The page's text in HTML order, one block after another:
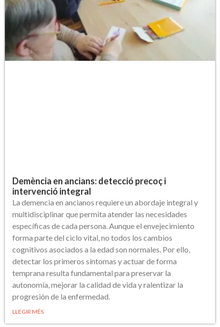
Demència en ancians: detecció precoç i
intervenció integral
La demencia en ancianos requiere un abordaje integral y
multidisciplinar que permita atender las necesidades
específicas de cada persona. Aunque el envejecimiento
forma parte del ciclo vital, no todos los cambios
cognitivos asociados a la edad son normales. Por ello,
detectar los primeros síntomas y actuar de forma
temprana resulta fundamental para preservar la
autonomía, mejorar la calidad de vida y ralentizar la
progresión de la enfermedad.
LLEGIR MÉS